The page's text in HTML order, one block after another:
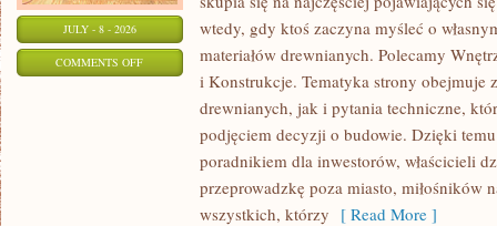
JULY - 8 - 2026
COMMENTS OFFON
FINANSOWANIE
wtedy, gdy ktoś zaczyna myśleć o
materiałów drewnianych. Polecamy
i Konstrukcje. Tematyka strony obejmuje
drewnianych, jak i pytania techniczne,
podjęciem decyzji o budowie. Dzięki
poradnikiem dla inwestorów, właścicieli
przeprowadzkę poza miasto, miłośników
wszystkich, którzy [ Read More ]